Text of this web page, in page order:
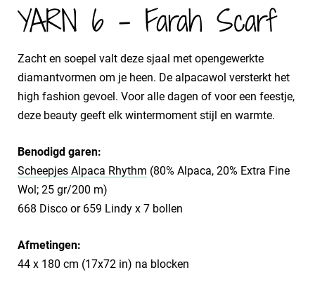
YARN 6 - Farah Scarf
Zacht en soepel valt deze sjaal met opengewerkte
diamantvormen om je heen. De alpacawol versterkt het
high fashion gevoel. Voor alle dagen of voor een feestje,
deze beauty geeft elk wintermoment stijl en warmte.
Benodigd garen:
Scheepjes Alpaca Rhythm (80% Alpaca, 20% Extra Fine
Wol; 25 gr/200 m)
668 Disco or 659 Lindy x 7 bollen
Afmetingen:
44 x 180 cm (17x72 in) na blocken